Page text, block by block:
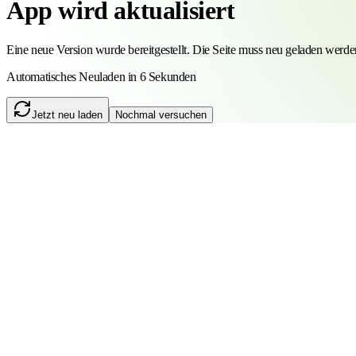
App wird aktualisiert
Eine neue Version wurde bereitgestellt. Die Seite muss neu geladen
Automatisches Neuladen in 6 Sekunden
Jetzt neu laden Nochmal versuchen